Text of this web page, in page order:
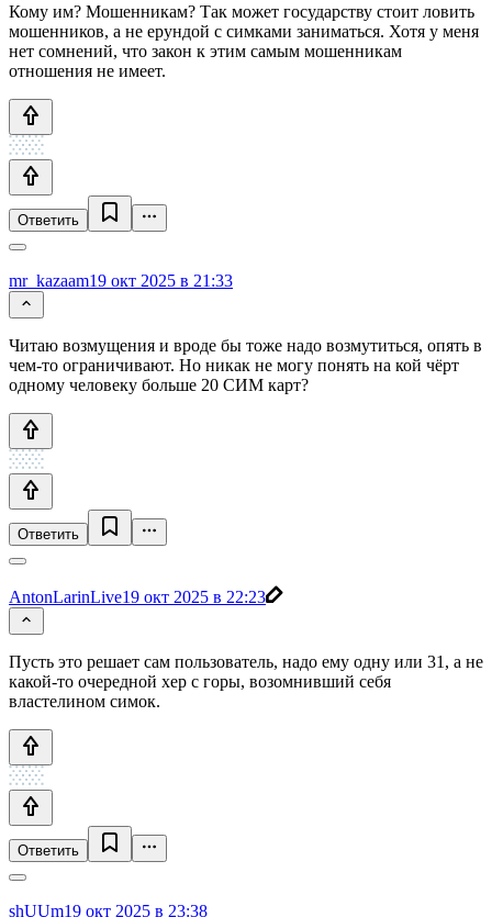
Кому им? Мошенникам? Так может государству стоит ловить
мошенников, а не ерундой с симками заниматься. Хотя у меня
нет сомнений, что закон к этим самым мошенникам
отношения не имеет.
Ответить
mr_kazaam19 окт 2025 в 21:33
Читаю возмущения и вроде бы тоже надо возмутиться, опять в
чем-то ограничивают. Но никак не могу понять на кой чёрт
одному человеку больше 20 СИМ карт?
Ответить
AntonLarinLive19 окт 2025 в 22:23
Пусть это решает сам пользователь, надо ему одну или 31, а не
какой-то очередной хер с горы, возомнивший себя
властелином симок.
Ответить
shUUm19 окт 2025 в 23:38